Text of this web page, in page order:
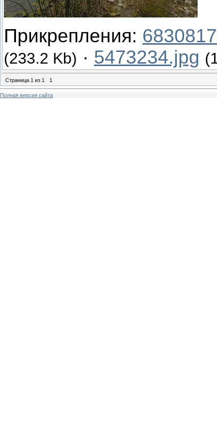
Прикрепления:
(233.2 Kb) · 5473234.jpg
Страница 1 из 1 1
Полная версия сайта